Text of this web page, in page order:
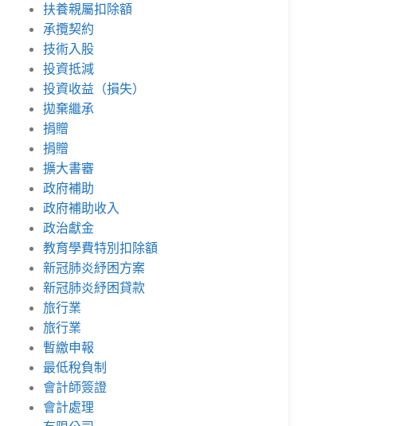
扶養親屬扣除額
承攬契約
技術入股
投資抵減
投資收益（損失）
拋棄繼承
捐贈
捐贈
擴大書審
政府補助
政府補助收入
政治獻金
教育學費特別扣除額
新冠肺炎紓困方案
新冠肺炎紓困貸款
旅行業
旅行業
暫繳申報
最低稅負制
會計師簽證
會計處理